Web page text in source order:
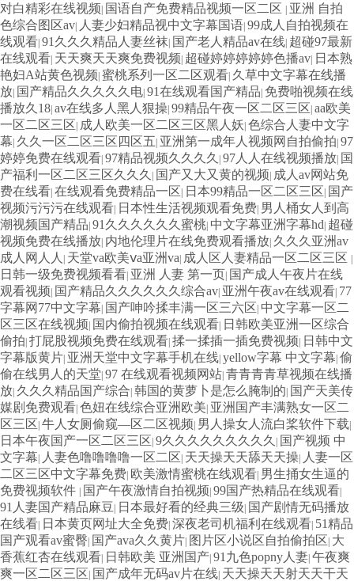
对白精彩在线视频| 国语自产免费精品视频一区二区 | 亚洲 自拍
色综合图区av| 人妻少妇精品视中文字幕国语| 99成人自拍视频在
线观看| 91久久久精品人妻丝袜| 国产老人精品av在线| 超碰97最新
在线观看| 天天爽天天爽免费视频| 超碰婷婷婷婷婷色播av| 日本熟
艳妇A站黄色视频| 蜜桃系列一区二区观看| 久草中文字幕在线播
放| 国产精品久久久久久电| 91在线观看国产精品| 免费啪视频在线
播放久18| av在线多人黑人狠操| 99精品午夜一区二区三区| aa欧美
一区二区三区| 成人欧美一区二区三区黑人妖| 色综合人妻中文字
幕| 久久一区二区三区四区五| 亚洲第一成年人视频网自拍偷拍| 97
婷婷免费在线观看| 97精品视频久久久久 | 97人人在线视频播放| 国
产福利一区二区三区久久久 | 国产又大又黄的视频| 成人av网站免
费在线看| 在线观看免费精品一区| 日本99精品一区二区三区| 国产
视频污污污在线观看| 日本性生活视频观看免费| 男人桶女人到高
潮视频国产精品| 91久久久久久久蜜桃| 中文字幕亚洲字幕hd| 超碰
视频免费在线播放| 内地伦理片在线免费观看播放| 久久久亚洲av
成人网人人 | 天堂va欧美ⅴa亚洲va| 成人区人妻精品一区二区三区 |
日韩一级免费视频看看| 亚洲 人妻 第一页| 国产成人午夜片在线
观看视频| 国产精品久久久久久久综合av| 亚洲午夜av在线观看| 77
字幕网77中文字幕| 国产呻吟揉丰满一区三六区| 中文字幕一区二
区三区在线视频| 国内偷拍视频在线观看| 日韩欧美亚洲一区综合
偷拍| 打屁股视频免费在线观看| 揉一揉插一插免费视频| 日韩中文
字幕版黄片| 亚洲天堂中文字幕手机在线| yellow字幕 中文字幕| 偷
偷在线男人的天堂| 97 在线观看视频网站| 青青青青草视频在线播
放| 久久久精品国产综合| 韩国的黄萝卜是怎么腌制的| 国产天美传
媒剧免费观看| 色妞在线综合亚洲欧美| 亚洲国产丰满熟女一区二
区三区| 牛人女厕偷窥—区二区视频| 男人操女人流白桨软件下载|
日本午夜国产一区二区三区| 9久久久久久久久久久 | 国产视频 中
文字幕| 人妻色噜噜噜噜一区二区| 天天操天天舔天天操| 人妻一区
二区三区中文字幕免费| 欧美激情蜜桃在线观看| 男生捅女生逼的
免费视频软件 | 国产午夜激情自拍视频| 99国产热精品在线观看|
91人妻国产精品麻豆 | 日本最好看的经典三级| 国产剧情无码播放
在线看| 日本黄页网址大全免费| 深夜老司机福利在线观看| 51精品
国产观看av蜜臀| 国产ava久久黄片| 图片区小说区自拍偷拍区| 大
香蕉红杏在线观看| 日韩欧美 亚洲国产| 91九色popny人妻| 午夜爽
爽一区二区三区| 国产成年无码av片在线| 天天操天天射天天干天